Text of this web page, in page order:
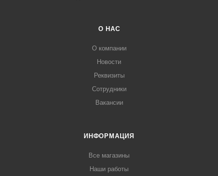
О НАС
О компании
Новости
Реквизиты
Сотрудники
Вакансии
ИНФОРМАЦИЯ
Все магазины
Наши работы